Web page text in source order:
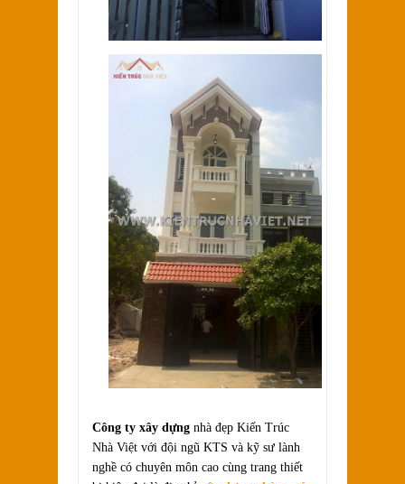
Công ty xây dựng nhà đẹp Kiến Trúc
Nhà Việt với đội ngũ KTS và kỹ sư lành
nghề có chuyên môn cao cùng trang thiết